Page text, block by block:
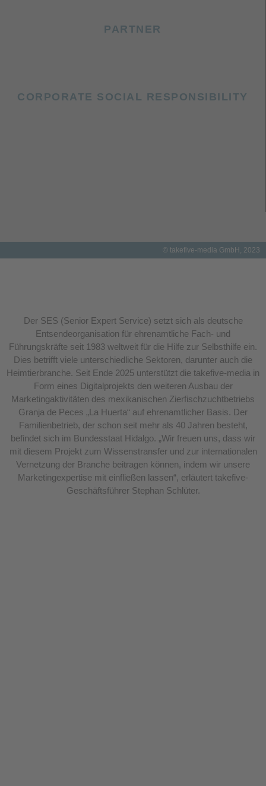
PARTNER
CORPORATE SOCIAL RESPONSIBILITY
© takefive-media GmbH, 2023
Der SES (Senior Expert Service) setzt sich als deutsche
Entsendeorganisation für ehrenamtliche Fach- und
Führungskräfte seit 1983 weltweit für die Hilfe zur Selbsthilfe ein.
Dies betrifft viele unterschiedliche Sektoren, darunter auch die
Heimtierbranche. Seit Ende 2025 unterstützt die takefive-media in
Form eines Digitalprojekts den weiteren Ausbau der
Marketingaktivitäten des mexikanischen Zierfischzuchtbetriebs
Granja de Peces „La Huerta“ auf ehrenamtlicher Basis. Der
Familienbetrieb, der schon seit mehr als 40 Jahren besteht,
befindet sich im Bundesstaat Hidalgo. „Wir freuen uns, dass wir
mit diesem Projekt zum Wissenstransfer und zur internationalen
Vernetzung der Branche beitragen können, indem wir unsere
Marketingexpertise mit einfließen lassen“, erläutert takefive-
Geschäftsführer Stephan Schlüter.